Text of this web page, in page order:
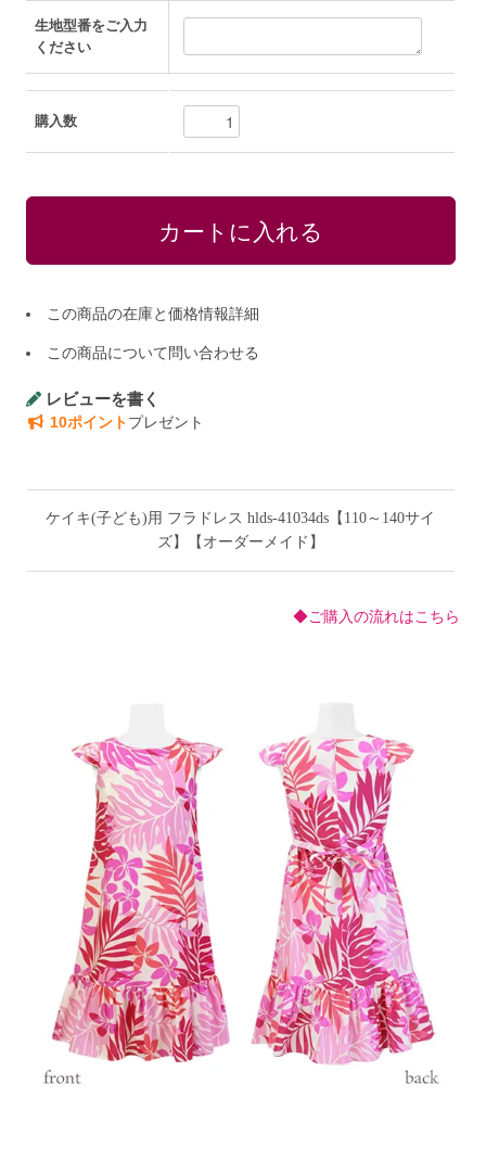
生地型番をご入力
ください
購入数
この商品の在庫と価格情報詳細
この商品について問い合わせる
レビューを書く
10ポイントプレゼント
ケイキ(子ども)用 フラドレス hlds-41034ds【110～140サイ
ズ】【オーダーメイド】
◆ご購入の流れはこちら